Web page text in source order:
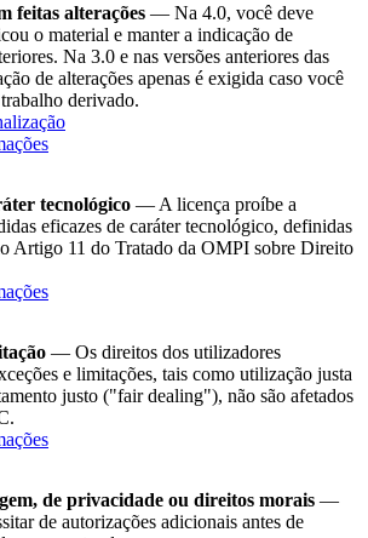
feitas alterações — Na 4.0, você deve
o material e manter a indicação de
Na 3.0 e nas versões anteriores das
de alterações apenas é exigida caso você
derivado.
tecnológico — A licença proíbe a
eficazes de caráter tecnológico, definidas
Artigo 11 do Tratado da OMPI sobre Direito
— Os direitos dos utilizadores
e limitações, tais como utilização justa
justo ("fair dealing"), não são afetados
de privacidade ou direitos morais —
de autorizações adicionais antes de